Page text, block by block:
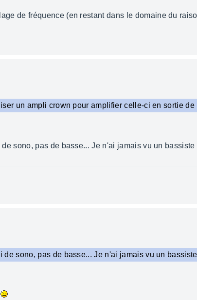
de fréquence (en restant dans le domaine du
un ampli crown pour amplifier celle-ci en sortie de
sono, pas de basse... Je n'ai jamais vu un
sono, pas de basse... Je n'ai jamais vu un